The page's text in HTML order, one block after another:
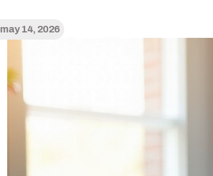
may 14, 2026